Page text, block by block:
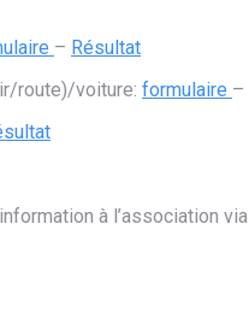
– Résultat
route)/voiture: formulaire –
à l’association via